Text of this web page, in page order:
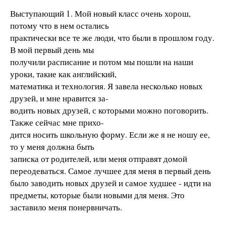
Выступающий 1. Мой новый класс очень хорош,
потому что в нем остались
практически все те же люди, что были в прошлом году.
В мой первый день мы
получили расписание и потом мы пошли на наши
уроки, такие как английский,
математика и технология. Я завела несколько новых
друзей, и мне нравится за-
водить новых друзей, с которыми можно поговорить.
Также сейчас мне прихо-
дится носить школьную форму. Если же я не ношу ее,
то у меня должна быть
записка от родителей, или меня отправят домой
переодеваться. Самое лучшее для меня в первый день
было заводить новых друзей и самое худшее - идти на
предметы, которые были новыми для меня. Это
заставило меня понервничать.